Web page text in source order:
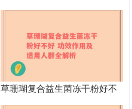
量食用益生菌的不良影响
草珊瑚复合益生菌冻干粉好不
好 功效作用及适用人群全解析